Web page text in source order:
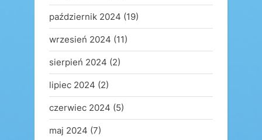
październik 2024 (19)
wrzesień 2024 (11)
sierpień 2024 (2)
lipiec 2024 (2)
czerwiec 2024 (5)
maj 2024 (7)